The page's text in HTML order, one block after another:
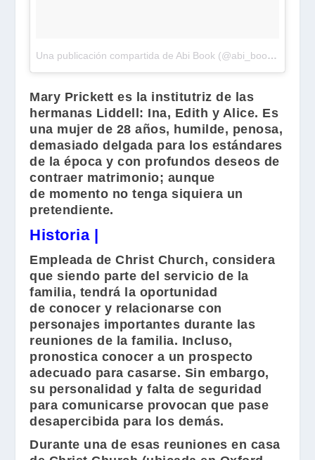
Una publicación compartida de Abi Book (@abi_book)
Mary Prickettes la institutriz de las
hermanas Liddell : Ina, Edith y Alice. Es
una mujer de 28 años, humilde, penosa,
demasiado delgada para los estándares
de la época y con profundos deseos de
contraer matrimonio; aunque
de momento no tenga siquiera un
pretendiente.
Historia |
Empleada deChrist Church, considera
que siendo parte del servicio de la
familia, tendrá la oportunidad
de conocer y relacionarse con
personajes importantes durante las
reuniones de la familia. Incluso,
pronostica conocer a un prospecto
adecuado para casarse. Sin embargo,
su personalidad y falta de seguridad
para comunicarse provocan que pase
desapercibida para los demás.
Durante una de esas reuniones en casa